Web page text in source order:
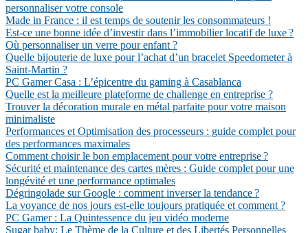
personnaliser votre console
Made in France : il est temps de soutenir les consommateurs !
Est-ce une bonne idée d’investir dans l’immobilier locatif de luxe ?
Où personnaliser un verre pour enfant ?
Quelle bijouterie de luxe pour l’achat d’un bracelet Speedometer à
Saint-Martin ?
PC Gamer Casa : L’épicentre du gaming à Casablanca
Quelle est la meilleure plateforme de challenge en entreprise ?
Trouver la décoration murale en métal parfaite pour votre maison
minimaliste
Performances et Optimisation des processeurs : guide complet pour
des performances maximales
Comment choisir le bon emplacement pour votre entreprise ?
Sécurité et maintenance des cartes mères : Guide complet pour une
longévité et une performance optimales
Dégringolade sur Google : comment inverser la tendance ?
La voyance de nos jours est-elle toujours pratiquée et comment ?
PC Gamer : La Quintessence du jeu vidéo moderne
Sugar baby: Le Thème de la Culture et des Libertés Personnelles